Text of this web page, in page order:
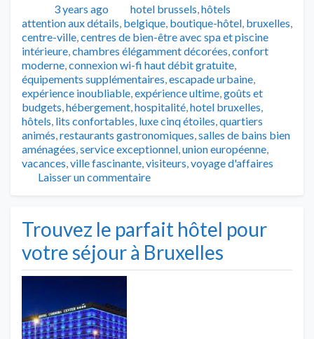
Publié3 years ago Catégories
hotel brussels,hôtels
attention aux détails, belgique, boutique-hôtel, bruxelles,
centre-ville,centres de bien-être avec spa et piscine
intérieure,chambres élégamment décorées,confort
moderne,connexion wi-fi haut débit gratuite,
équipements supplémentaires,escapade urbaine,
expérience inoubliable,expérience ultime,goûts et
budgets,hébergement,hospitalité,hotel bruxelles,
hôtels, lits confortables, luxe cinq étoiles,quartiers
animés,restaurants gastronomiques,salles de bains bien
aménagées,service exceptionnel,union européenne,
vacances,ville fascinante,visiteurs,voyage d'affaires
Laisser un commentaire
Trouvez le parfait hôtel pour
votre séjour à Bruxelles